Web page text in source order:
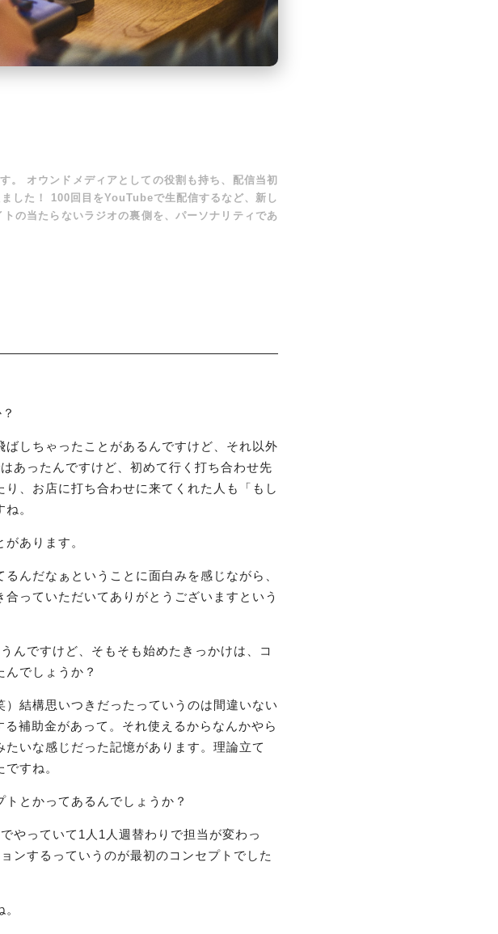
。 オウンドメディアとしての役割も持ち、配信当初
した！ 100回目をYouTubeで生配信するなど、新し
の当たらないラジオの裏側を、パーソナリティであ
しちゃったことがあるんですけど、それ以外
あったんですけど、初めて行く打ち合わせ先
、お店に打ち合わせに来てくれた人も「もし
。
あります。
んだなぁということに面白みを感じながら、
っていただいてありがとうございますという
んですけど、そもそも始めたきっかけは、コ
でしょうか？
結構思いつきだったっていうのは間違いない
補助金があって。それ使えるからなんかやら
いな感じだった記憶があります。理論立て
すね。
とかってあるんでしょうか？
やっていて1人1人週替わりで担当が変わっ
ンするっていうのが最初のコンセプトでした